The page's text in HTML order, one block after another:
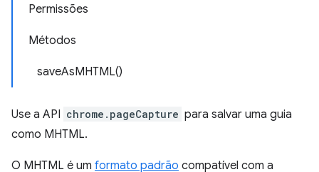
Permissões
Métodos
saveAsMHTML()
Use a API chrome.pageCapture para salvar uma guia
como MHTML.
O MHTML é um formato padrão compatível com a